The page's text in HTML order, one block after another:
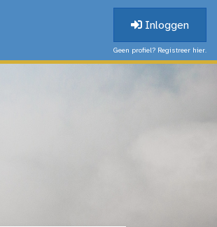
Inloggen
Geen profiel? Registreer hier.